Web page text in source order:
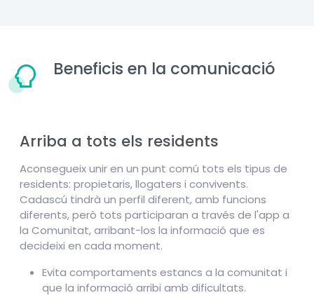
Beneficis en la comunicació
Arriba a tots els residents
Aconsegueix unir en un punt comú tots els tipus de
residents: propietaris, llogaters i convivents.
Cadascú tindrà un perfil diferent, amb funcions
diferents, però tots participaran a través de l'app a
la Comunitat, arribant-los la informació que es
decideixi en cada moment.
Evita comportaments estancs a la comunitat i
que la informació arribi amb dificultats.